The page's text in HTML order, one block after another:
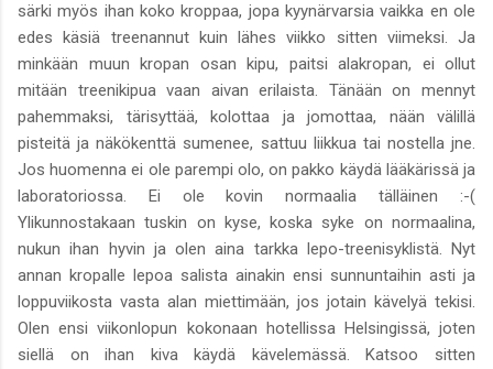
särki myös ihan koko kroppaa, jopa kyynärvarsia vaikka en ole
edes käsiä treenannut kuin lähes viikko sitten viimeksi. Ja
minkään muun kropan osan kipu, paitsi alakropan, ei ollut
mitään treenikipua vaan aivan erilaista. Tänään on mennyt
pahemmaksi, tärisyttää, kolottaa ja jomottaa, nään välillä
pisteitä ja näkökenttä sumenee, sattuu liikkua tai nostella jne.
Jos huomenna ei ole parempi olo, on pakko käydä lääkärissä ja
laboratoriossa. Ei ole kovin normaalia tälläinen :-(
Ylikunnostakaan tuskin on kyse, koska syke on normaalina,
nukun ihan hyvin ja olen aina tarkka lepo-treenisyklistä. Nyt
annan kropalle lepoa salista ainakin ensi sunnuntaihin asti ja
loppuviikosta vasta alan miettimään, jos jotain kävelyä tekisi.
Olen ensi viikonlopun kokonaan hotellissa Helsingissä, joten
siellä on ihan kiva käydä kävelemässä. Katsoo sitten